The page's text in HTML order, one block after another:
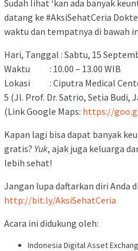
Sudah lihat ‘kan ada banyak
datang ke #AksiSehatCeria
waktu dan tempatnya di bawah
Hari, Tanggal : Sabtu, 15
Waktu : 10.00 – 13.00 WIB
Lokasi : Ciputra Medical
5 (Jl. Prof. Dr. Satrio, Setia Budi,
(Link Google Maps: https://
Kapan lagi bisa dapat banyak
gratis? Yuk, ajak juga keluarga
lebih sehat!
Jangan lupa daftarkan diri Anda
http://bit.ly/AksiSehatCeria
Acara ini didukung oleh:
Indonesia Digital Asset